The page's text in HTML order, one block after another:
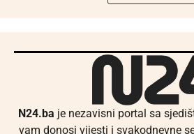
N24.ba je nezavisni portal sa
vam donosi vijesti i svakodnevne